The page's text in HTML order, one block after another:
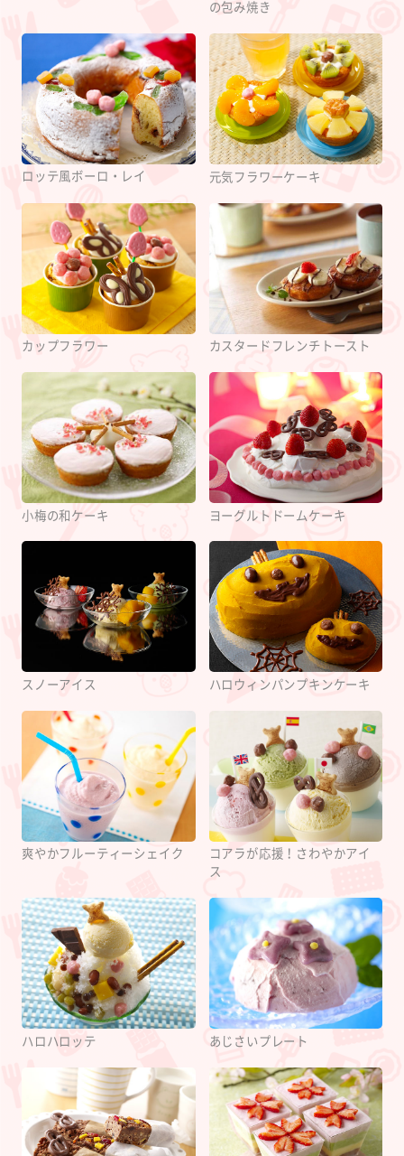
の包み焼き
ロッテ風ボーロ・レイ 元気フラワーケーキ
カップフラワー カスタードフレンチトースト
小梅の和ケーキ ヨーグルトドームケーキ
スノーアイス ハロウィンパンプキンケーキ
爽やかフルーティーシェイク
コアラが応援！さわやかアイ
ス
ハロハロッテ あじさいプレート